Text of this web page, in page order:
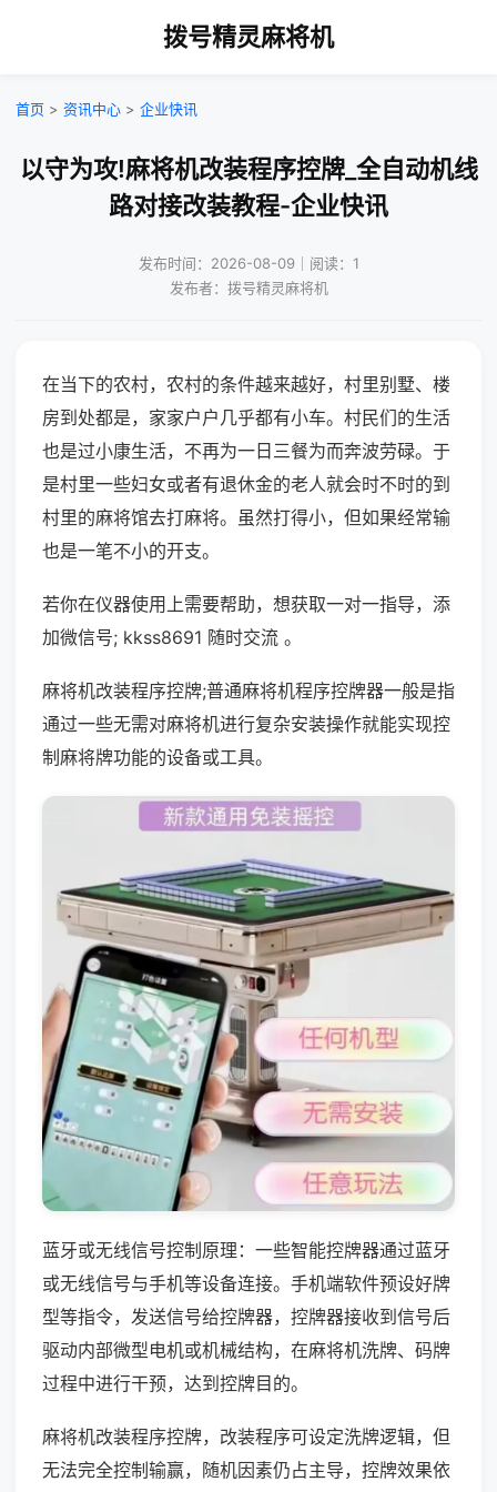
拨号精灵麻将机
首页 > 资讯中心 > 企业快讯
以守为攻!麻将机改装程序控牌_全自动机线
路对接改装教程-企业快讯
发布时间：2026-08-09｜阅读：1
发布者：拨号精灵麻将机
在当下的农村，农村的条件越来越好，村里别墅、楼
房到处都是，家家户户几乎都有小车。村民们的生活
也是过小康生活，不再为一日三餐为而奔波劳碌。于
是村里一些妇女或者有退休金的老人就会时不时的到
村里的麻将馆去打麻将。虽然打得小，但如果经常输
也是一笔不小的开支。
若你在仪器使用上需要帮助，想获取一对一指导，添
加微信号; kkss8691 随时交流 。
麻将机改装程序控牌;普通麻将机程序控牌器一般是指
通过一些无需对麻将机进行复杂安装操作就能实现控
制麻将牌功能的设备或工具。
蓝牙或无线信号控制原理：一些智能控牌器通过蓝牙
或无线信号与手机等设备连接。手机端软件预设好牌
型等指令，发送信号给控牌器，控牌器接收到信号后
驱动内部微型电机或机械结构，在麻将机洗牌、码牌
过程中进行干预，达到控牌目的。
麻将机改装程序控牌，改装程序可设定洗牌逻辑，但
无法完全控制输赢，随机因素仍占主导，控牌效果依